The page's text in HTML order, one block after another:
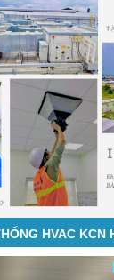
HVAC KCN